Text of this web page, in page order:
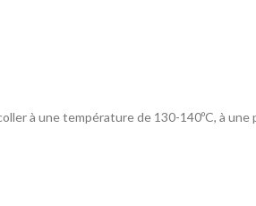
à une température de 130-140ºC, à une